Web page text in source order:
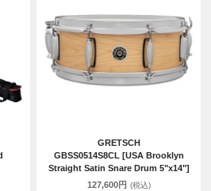
GRETSCH
GBSS0514S8CL [USA Brooklyn
Straight Satin Snare Drum 5"x14"]
127,600円 (税込)